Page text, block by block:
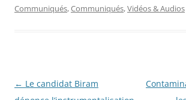
Communiqués,Communiqués,Vidéos & Audios
Navigation
← Le candidat Biram